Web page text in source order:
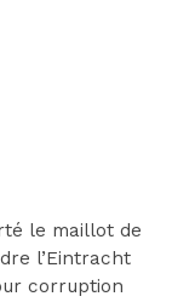
le maillot de
l’Eintracht
corruption